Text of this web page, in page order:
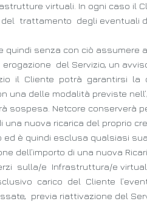
virtuali. In ogni caso
del trattamento degli eventuali
quindi senza con ciò
del Servizio, un
il Cliente potrà garantirsi la
una delle modalità previste
sospesa. Netcore conserverà
una nuova ricarica del
ed è quindi esclusa qualsiasi
dell’importo di una nuova
sulla/e Infrastruttura/e
carico del Cliente
previa riattivazione del